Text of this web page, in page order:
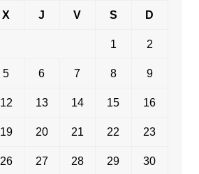
X J V S D
1 2
5 6 7 8 9
12 13 14 15 16
19 20 21 22 23
26 27 28 29 30